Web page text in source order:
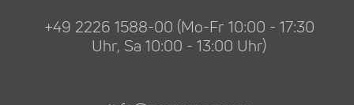
+49 2226 1588-00 (Mo-Fr 10:00 - 17:30
Uhr, Sa 10:00 - 13:00 Uhr)